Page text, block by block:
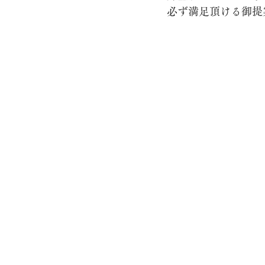
必ず満足頂ける御提